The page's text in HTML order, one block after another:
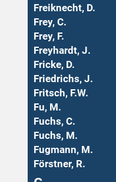
Freiknecht, D.
Frey, C.
Frey, F.
Freyhardt, J.
Fricke, D.
Friedrichs, J.
Fritsch, F.W.
Fu, M.
Fuchs, C.
Fuchs, M.
Fugmann, M.
Förstner, R.